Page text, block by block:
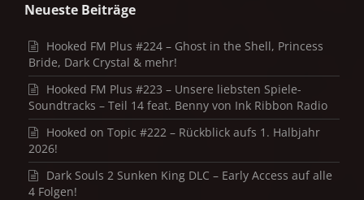
Neueste Beiträge
Hooked FM Plus #224 – Ghost in the Shell, Princess
Bride, Dark Crystal & mehr!
Hooked FM Plus #223 – Unsere liebsten Spiele-
Soundtracks – Teil 14 feat. Benny von Ink Ribbon Radio
Hooked on Topic #222 – Rückblick aufs 1. Halbjahr
2026!
Dark Souls 2 Sunken King DLC – Early Access auf alle
4 Folgen!